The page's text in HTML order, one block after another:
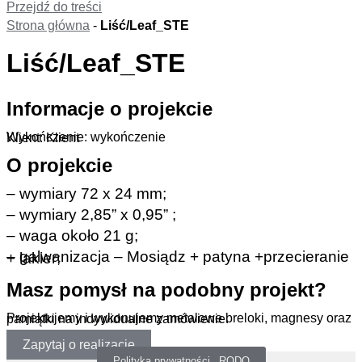
Przejdź do treści
Strona główna - Liść/Leaf_STE
Liść/Leaf_STE
Informacje o projekcie
Wykończenie: wykończenie
Klient: Klient
O projekcie
– wymiary 72 x 24 mm;
– wymiary 2,85” x 0,95” ;
– waga około 21 g;
– galwanizacja – Mosiądz + patyna +przecieranie + lakier;
Masz pomysł na podobny projekt?
Projektujemy i wykonujemy metalowe breloki, magnesy oraz pamiątki na indywidualne zamówienie.
Zapytaj o realizację